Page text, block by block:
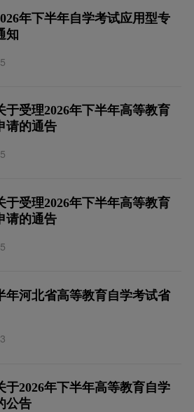
年下半年自学考试应用型专
知
于受理2026年下半年高等教育
请的通告
于受理2026年下半年高等教育
请的通告
年河北省高等教育自学考试省
于2026年下半年高等教育自学
公告